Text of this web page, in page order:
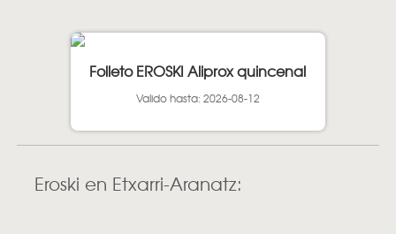
Folleto EROSKI Aliprox quincenal
Valido hasta: 2026-08-12
Eroski en Etxarri-Aranatz: